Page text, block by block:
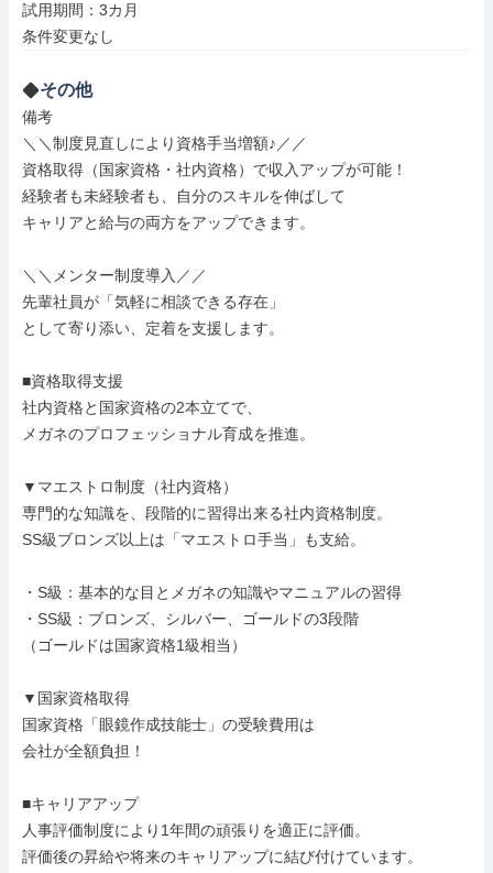
試用期間：3カ月
条件変更なし
その他
備考
＼＼制度見直しにより資格手当増額♪／／
資格取得（国家資格・社内資格）で収入アップが可能！
経験者も未経験者も、自分のスキルを伸ばして
キャリアと給与の両方をアップできます。
＼＼メンター制度導入／／
先輩社員が「気軽に相談できる存在」
として寄り添い、定着を支援します。
■資格取得支援
社内資格と国家資格の2本立てで、
メガネのプロフェッショナル育成を推進。
▼マエストロ制度（社内資格）
専門的な知識を、段階的に習得出来る社内資格制度。
SS級ブロンズ以上は「マエストロ手当」も支給。
・S級：基本的な目とメガネの知識やマニュアルの習得
・SS級：ブロンズ、シルバー、ゴールドの3段階
（ゴールドは国家資格1級相当）
▼国家資格取得
国家資格「眼鏡作成技能士」の受験費用は
会社が全額負担！
■キャリアアップ
人事評価制度により1年間の頑張りを適正に評価。
評価後の昇給や将来のキャリアップに結び付けています。